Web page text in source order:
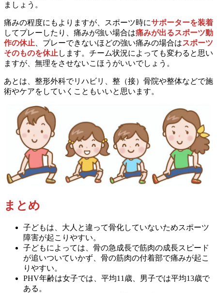
ましょう。
痛みの程度にもよりますが、スポーツ時にサポーターを装着
してプレーしたり、痛みが強い場合は痛みが出るスポーツ動
作の休止 、プレーできないほどの強い痛みの場合はスポーツ
そのものを休止 します。チーム状況によっても変わると思い
ますが、無理をさせないこほうがいいでしょう。
あとは、整形外科でリハビリ、整（接）骨院や整体などで施
術やケアをしていくこともいいと思います。
まとめ
子どもは、大人と違って骨化していないためスポーツ
障害が起こりやすい。
子どもによっては、骨の急成長で筋肉の成長スピード
が追いついていかず、骨の筋肉の付着部で痛みが起こ
りやすい。
PHV年齢は女子では、平均11歳、男子では平均13歳で
ある。